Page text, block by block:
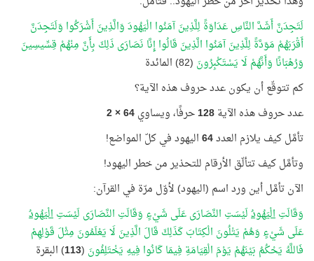
لَتَجِدَنَّ أَشَدَّ النَّاسِ عَدَاوَةً لِلَّذِينَ آمَنُوا الْيَهُودَ وَالَّذِينَ أَشْرَكُوا وَلَتَجِدَنَّ
أَقْرَبَهُمْ مَوَدَّةً لِلَّذِينَ آمَنُوا الَّذِينَ قَالُوا إِنَّا نَصَارَى ذَلِكَ بِأَنَّ مِنْهُمْ قِسِّيسِينَ
وَرُهْبَانًا وَأَنَّهُمْ لَا يَسْتَكْبِرُونَ (82) المائدة
كم تتوقّع أن يكون عدد حروف هذه الآية؟
عدد حروف هذه الآية128حرفًا، ويساوي64 × 2
تأمَّل كيف يلازم العدد64اليهود في كلّ المواضع!
وتأمَّل كيف تتألّق الأرقام للتحذير من خطر اليهود!
الآن تأمَّل أين ورد اسم (اليهود) لأوّل مرّة في القرآن:
وَقَالَتِالْيَهُودُلَيْسَتِ النَّصَارَى عَلَى شَيْءٍ وَقَالَتِ النَّصَارَى لَيْسَتِالْيَهُودُ
عَلَى شَيْءٍ وَهُمْ يَتْلُونَ الْكِتَابَ كَذَلِكَ قَالَ الَّذِينَ لَا يَعْلَمُونَ مِثْلَ قَوْلِهِمْ
فَاللَّهُ يَحْكُمُ بَيْنَهُمْ يَوْمَ الْقِيَامَةِ فِيمَا كَانُوا فِيهِ يَخْتَلِفُونَ (
113) البقرة